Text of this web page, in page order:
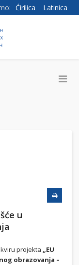
Ćirilica Latinica
u
projekta „EU
obrazovanja –